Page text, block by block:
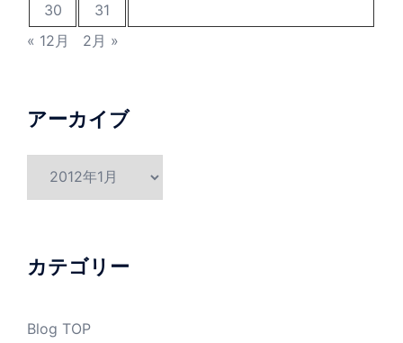
30
31
« 12月
2月 »
アーカイブ
ブ
カテゴリー
Blog TOP